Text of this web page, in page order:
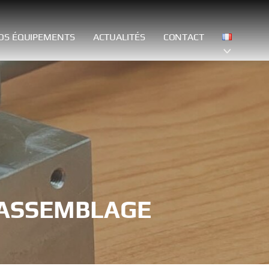
ÉQUIPEMENTS ACTUALITÉS CONTACT